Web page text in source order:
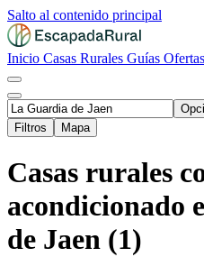
Salto al contenido principal
Inicio Casas Rurales Guías Ofertas
Filtros
Mapa
Casas rurales
acondicionado
de Jaen (1)